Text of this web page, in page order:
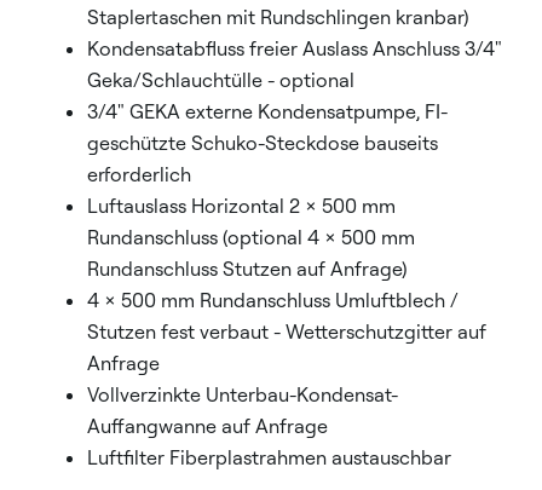
Staplertaschen mit Rundschlingen kranbar)
Kondensatabfluss freier Auslass Anschluss 3/4"
Geka/Schlauchtülle - optional
3/4" GEKA externe Kondensatpumpe, FI-
geschützte Schuko-Steckdose bauseits
erforderlich
Luftauslass Horizontal 2 x 500 mm
Rundanschluss (optional 4 x 500 mm
Rundanschluss Stutzen auf Anfrage)
4 x 500 mm Rundanschluss Umluftblech /
Stutzen fest verbaut - Wetterschutzgitter auf
Anfrage
Vollverzinkte Unterbau-Kondensat-
Auffangwanne auf Anfrage
Luftfilter Fiberplastrahmen austauschbar